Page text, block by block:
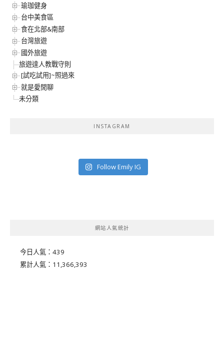
瑜珈健身
台中美食區
食在北部&南部
台灣旅遊
國外旅遊
旅遊達人教戰守則
[試吃試用]~照過來
就是愛閒聊
未分類
INSTAGRAM
Follow Emily IG
網站人氣統計
今日人氣： 439
累計人氣： 11,366,393